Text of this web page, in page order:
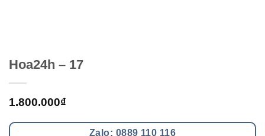
Hoa24h – 17
1.800.000₫
Zalo: 0889 110 116